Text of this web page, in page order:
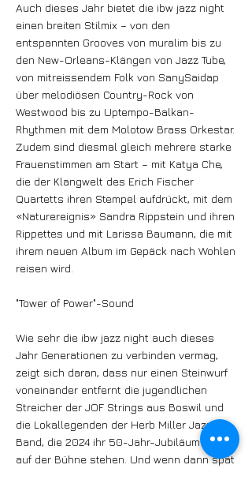
Auch dieses Jahr bietet die ibw jazz night
einen breiten Stilmix – von den
entspannten Grooves von muralim bis zu
den New-Orleans-Klängen von Jazz Tube,
von mitreissendem Folk von SanySaidap
über melodiösen Country-Rock von
Westwood bis zu Uptempo-Balkan-
Rhythmen mit dem Molotow Brass Orkestar.
Zudem sind diesmal gleich mehrere starke
Frauenstimmen am Start – mit Katya Che,
die der Klangwelt des Erich Fischer
Quartetts ihren Stempel aufdrückt, mit dem
«Naturereignis» Sandra Rippstein und ihren
Rippettes und mit Larissa Baumann, die mit
ihrem neuen Album im Gepäck nach Wohlen
reisen wird.
"Tower of Power"-Sound
Wie sehr die ibw jazz night auch dieses
Jahr Generationen zu verbinden vermag,
zeigt sich daran, dass nur einen Steinwurf
voneinander entfernt die jugendlichen
Streicher der JOF Strings aus Boswil und
die Lokallegenden der Herb Miller Jazz
Band, die 2024 ihr 50-Jahr-Jubiläum feiert,
auf der Bühne stehen. Und wenn dann spät